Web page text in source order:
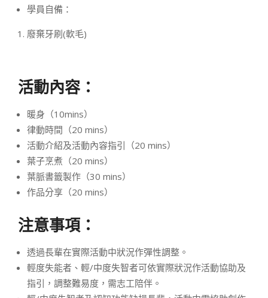
學員自備：
廢棄牙刷(軟毛)
活動內容：
暖身（10mins）
律動時間（20 mins）
活動介紹及活動內容指引（20 mins）
葉子烹煮（20 mins）
葉脈書籤製作（30 mins）
作品分享（20 mins）
注意事項：
透過長輩在實際活動中狀況作彈性調整。
輕度失能者、輕/中度失智者可依實際狀況作活動協助及
指引，調整難易度，需志工陪伴。